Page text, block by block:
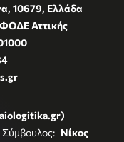
10679, Ελλάδα
Αττικής
Νίκος